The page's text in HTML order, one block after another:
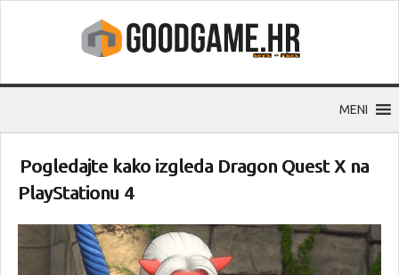
MENI
Pogledajte kako izgleda Dragon Quest X na
PlayStationu 4